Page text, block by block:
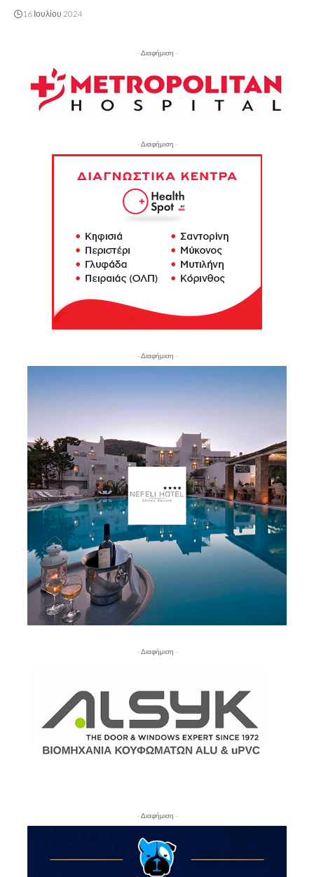
16 Ιουλίου 2024
- Διαφήμιση -
- Διαφήμιση -
- Διαφήμιση -
- Διαφήμιση -
- Διαφήμιση -